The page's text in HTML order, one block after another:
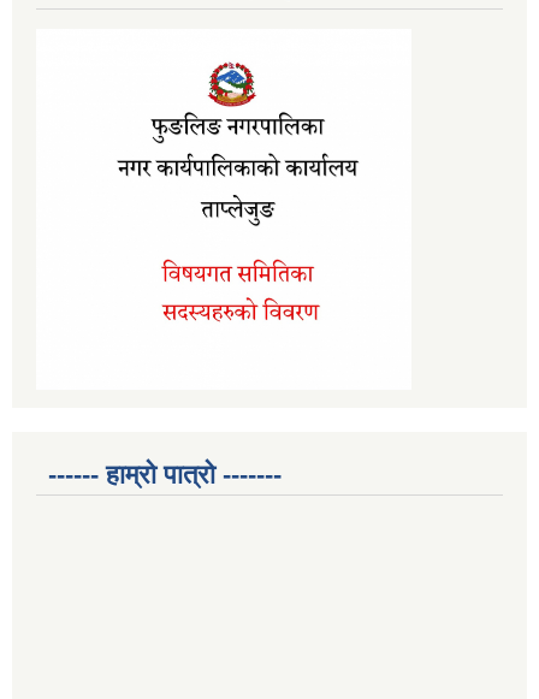
------ हाम्रो पात्रो -------